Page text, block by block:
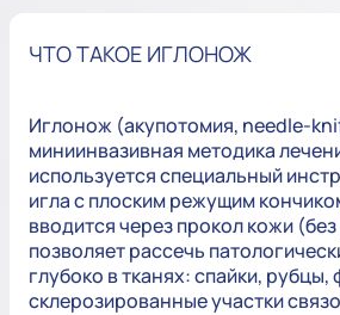
ЧТО ТАКОЕ ИГЛОНОЖ
Иглонож (акупотомия, needle-
миниинвазивная методика
используется специальный
игла с плоским режущим
вводится через прокол кожи
позволяет рассечь
глубоко в тканях: спайки,
склерозированные участки